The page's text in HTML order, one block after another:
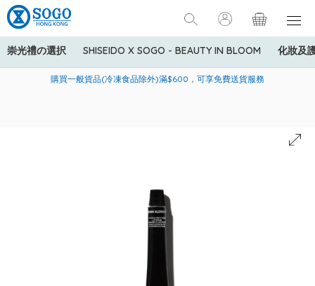
崇光禮の選択 SHISEIDO X SOGO - BEAUTY IN BLOOM 化妝及
美國運通Explorer®信用卡會員購物禮遇：高達5%簽賬回贈！
購買一般貨品(冷凍食品除外)滿$600，可享免費送貨服務
寄送中國內地服務只適用於指定商品，若訂單金額少於HK$600(折